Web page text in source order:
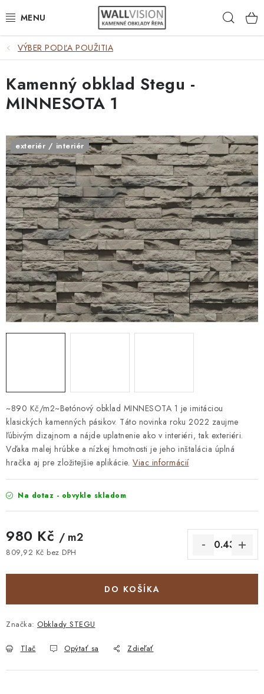
na
VÝBER PODĽA POUŽITIA
VÝBER PODĽA MATERIÁLU
VÝBER PODĽA FARIEB
ČASTO HĽADÁTE
INŠPIRÁCIA
DLAŽBA
PLOTY
STAVEBNÁ CHÉMIA
VZORKOVÉ OBKLADY
VÝBER PODĽA POUŽITIA
~890 Kč/m2~Betónový obklad MINNESOTA 1 je imitáciou
klasických kamenných pásikov. Táto novinka roku 2022 zaujme
ľúbivým dizajnom a nájde uplatnenie ako v interiéri, tak exteriéri.
Vďaka malej hrúbke a nízkej hmotnosti je jeho inštalácia úplná
hračka aj pre zložitejšie aplikácie. Viac informácií
Na dotaz - obvykle skladom
980 Kč / m2
809,92 Kč bez DPH
DO KOŠÍKA
Značka: Obklady STEGU
Tlač Opýtať sa Zdieľať
Kamenný obklad Stegu -
MINNESOTA 1
exteriér / interiér